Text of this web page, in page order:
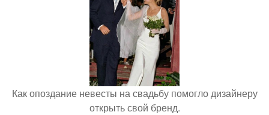
Как опоздание невесты на свадьбу помогло дизайнеру
открыть свой бренд.